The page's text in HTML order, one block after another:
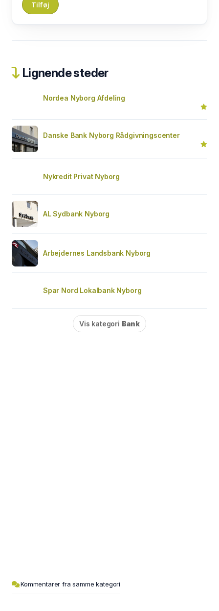
Lignende steder
Nordea Nyborg Afdeling
Danske Bank Nyborg Rådgivningscenter
Nykredit Privat Nyborg
AL Sydbank Nyborg
Arbejdernes Landsbank Nyborg
Spar Nord Lokalbank Nyborg
Vis kategori Bank
Kommentarer fra samme kategori